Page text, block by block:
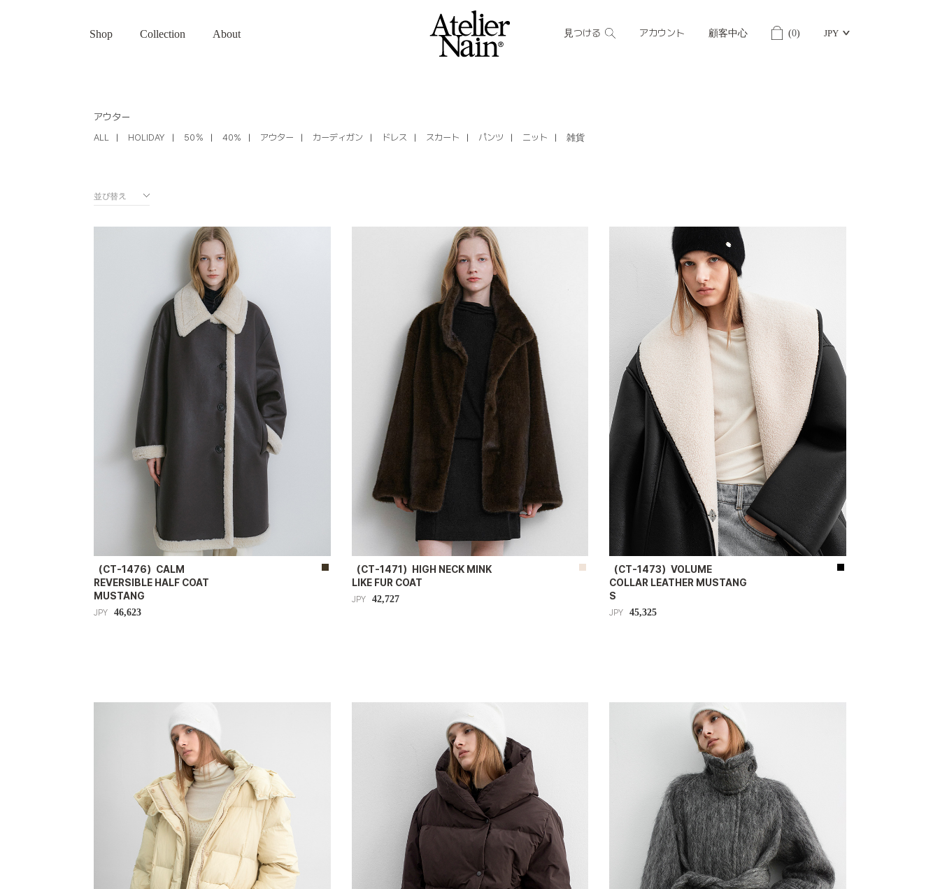
Shop Collection About 見つける アカウント 顧客中心 (0) JPY
アウター
ALL HOLIDAY 50％ 40% アウター カーディガン ドレス スカート パンツ ニット 雑貨
並び替え
（CT-1476）CALM
REVERSIBLE HALF COAT
MUSTANG
JPY 46,623
（CT-1471）HIGH NECK MINK
LIKE FUR COAT
JPY 42,727
（CT-1473）VOLUME
COLLAR LEATHER MUSTANG
S
JPY 45,325